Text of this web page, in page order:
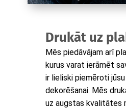
Drukāt uz
Mēs piedāvājam arī
kurus varat ierāmēt
ir lieliski piemēroti
dekorēšanai. Mēs
uz augstas kvalitātes